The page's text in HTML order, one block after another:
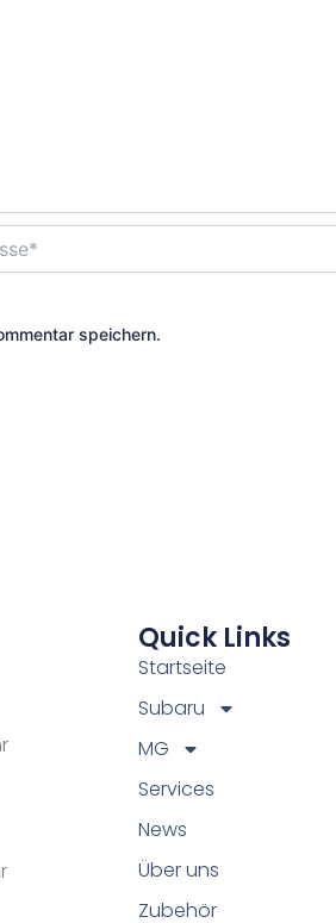
speichern.
Quick Links
Startseite
Subaru
MG
Services
News
Über uns
Zubehör